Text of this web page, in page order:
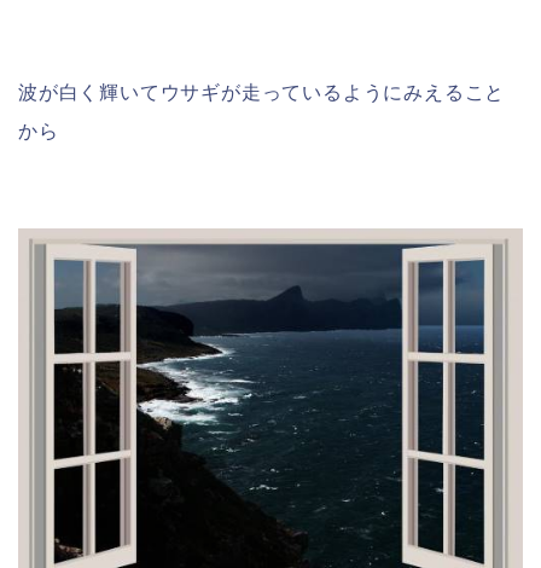
波が白く輝いてウサギが走っているようにみえること
から